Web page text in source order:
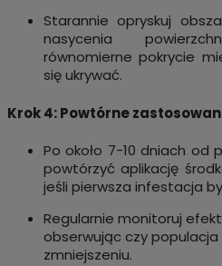
Starannie opryskuj
nasycenia
równomierne pokrycie
się ukrywać.
Krok 4: Powtórne
Po około 7-10 dniach od
powtórzyć aplikację
jeśli pierwsza infestacja
Regularnie monitoruj
obserwując czy populacja
zmniejszeniu.